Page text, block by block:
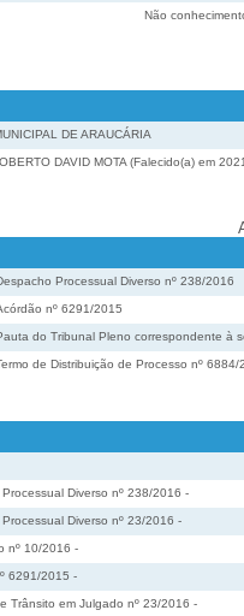
Não
DE ARAUCÁRIA
DAVID MOTA (Falecido(a) em
Processual Diverso nº 238/2016
nº 6291/2015
do Tribunal Pleno correspondente à
de Distribuição de Processo nº 6884/
Diverso nº 238/2016 -
Diverso nº 23/2016 -
nº 10/2016 -
6291/2015 -
Trânsito em Julgado nº 23/2016 -